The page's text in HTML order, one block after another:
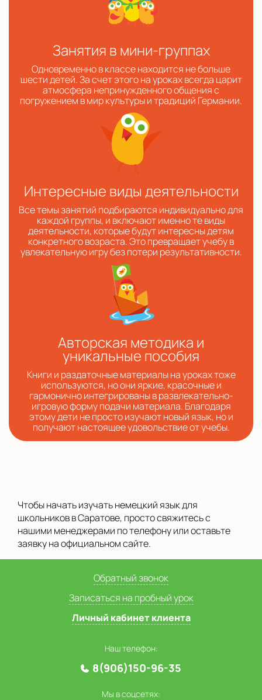
Занятия в мини-группах
Одновременно в классе находится не больше
шести детей. За счет этого на уроках всегда царит
атмосфера непринужденного общения с
погружением в мир культуры и традиций Германии.
Интересные виды деятельности
Все темы занятий подбираются индивидуально для
каждой группы, и включают именно те виды
деятельности, которые будут интересны детям
конкретного возраста. Это превращает учебу в
увлекательную игру без потери результативности.
Авторская методика и
уникальные пособия
Книги и раздаточные материалы на уроках тоже
используются, но они яркие, красочные и
гармонично интегрированы в развлекательно-
игровую форму подачи материала. Благодаря
этому дети не просто изучают новый язык, но и
получают настоящее удовольствие от учебы.
Чтобы начать изучать немецкий язык для
школьников в Саратове, просто свяжитесь с
нашими менеджерами по телефону или оставьте
заявку на официальном сайте.
Обратный звонок
Записаться на пробный урок
Личный кабинет клиента
Наш телефон:
8(906)150-96-35
Мы в соцсетях: